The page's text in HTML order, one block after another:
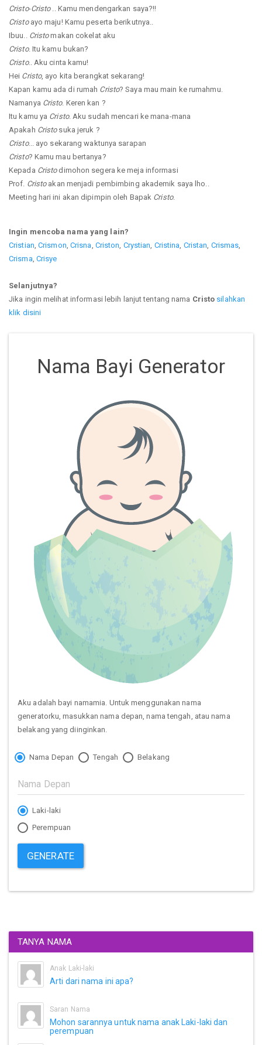
Cristo-Cristo.. Kamu mendengarkan saya?!!
Cristoayo maju! Kamu peserta berikutnya..
Ibuu.. Cristomakan cokelat aku
Cristo. Itu kamu bukan?
Cristo.. Aku cinta kamu!
Hei Cristo, ayo kita berangkat sekarang!
Kapan kamu ada di rumah Cristo? Saya mau main ke rumahmu.
Namanya Cristo. Keren kan ?
Itu kamu ya Cristo. Aku sudah mencari ke mana-mana
Apakah Cristosuka jeruk ?
Cristo... ayo sekarang waktunya sarapan
Cristo? Kamu mau bertanya?
Kepada Cristodimohon segera ke meja informasi
Prof. Cristoakan menjadi pembimbing akademik saya lho..
Meeting hari ini akan dipimpin oleh Bapak Cristo.
Ingin mencoba nama yang lain?
Cristian ,Crismon Crisna Criston Crystian Cristina Cristan Crismas
Crisma Crisye
Selanjutnya?
Jika ingin melihat informasi lebih lanjut tentang nama Cristo silahkan
klik disini
Nama Bayi Generator
Aku adalah bayi namamia. Untuk menggunakan nama
generatorku, masukkan nama depan, nama tengah, atau nama
belakang yang diinginkan.
Nama Depan Tengah Belakang
Laki-laki
Perempuan
GENERATE
TANYA NAMA
Anak Laki-laki
Arti dari nama ini apa?
Saran Nama
Mohon sarannya untuk nama anak Laki-laki dan
perempuan